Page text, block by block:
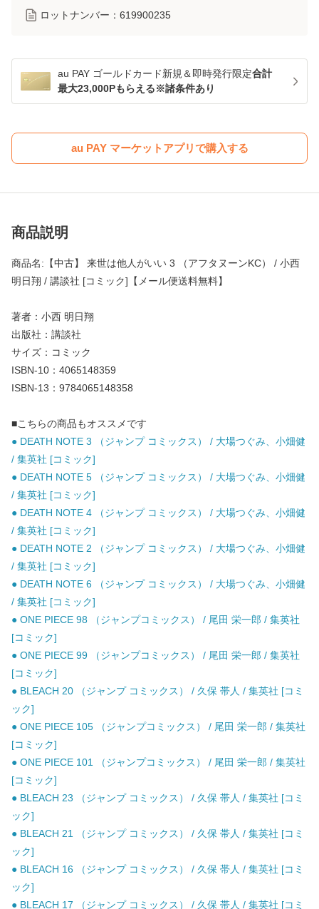
ロットナンバー： 619900235
au PAY ゴールドカード新規＆即時発行限定合計
最大23,000Pもらえる※諸条件あり
au PAY マーケットアプリで購入する
商品説明
商品名:【中古】 来世は他人がいい 3 （アフタヌーンKC） / 小西
明日翔 / 講談社 [コミック]【メール便送料無料】
著者：小西 明日翔
出版社：講談社
サイズ：コミック
ISBN-10：4065148359
ISBN-13：9784065148358
■こちらの商品もオススメです
● DEATH NOTE 3 （ジャンプ コミックス） / 大場つぐみ、小畑健
/ 集英社 [コミック]
● DEATH NOTE 5 （ジャンプ コミックス） / 大場つぐみ、小畑健
/ 集英社 [コミック]
● DEATH NOTE 4 （ジャンプ コミックス） / 大場つぐみ、小畑健
/ 集英社 [コミック]
● DEATH NOTE 2 （ジャンプ コミックス） / 大場つぐみ、小畑健
/ 集英社 [コミック]
● DEATH NOTE 6 （ジャンプ コミックス） / 大場つぐみ、小畑健
/ 集英社 [コミック]
● ONE PIECE 98 （ジャンプコミックス） / 尾田 栄一郎 / 集英社
[コミック]
● ONE PIECE 99 （ジャンプコミックス） / 尾田 栄一郎 / 集英社
[コミック]
● BLEACH 20 （ジャンプ コミックス） / 久保 帯人 / 集英社 [コミ
ック]
● ONE PIECE 105 （ジャンプコミックス） / 尾田 栄一郎 / 集英社
[コミック]
● ONE PIECE 101 （ジャンプコミックス） / 尾田 栄一郎 / 集英社
[コミック]
● BLEACH 23 （ジャンプ コミックス） / 久保 帯人 / 集英社 [コミ
ック]
● BLEACH 21 （ジャンプ コミックス） / 久保 帯人 / 集英社 [コミ
ック]
● BLEACH 16 （ジャンプ コミックス） / 久保 帯人 / 集英社 [コミ
ック]
● BLEACH 17 （ジャンプ コミックス） / 久保 帯人 / 集英社 [コミ